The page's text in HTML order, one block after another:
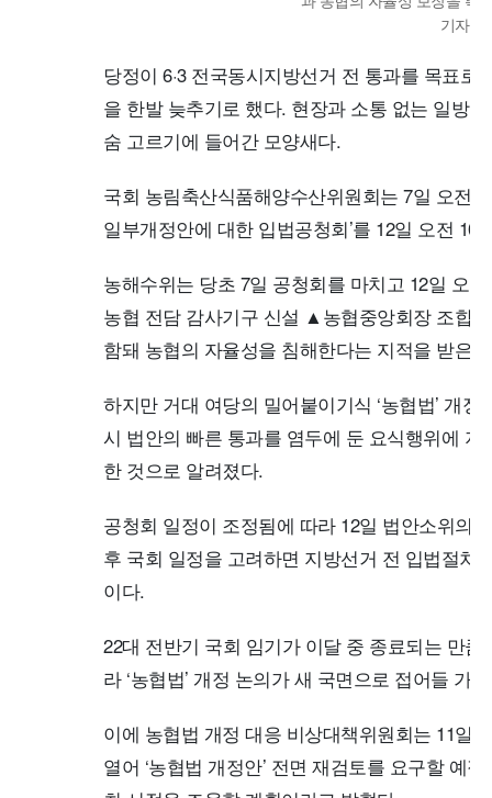
기자
당정이 6·3 전국동시지방선거 전 통과를 목표로
을 한발 늦추기로 했다. 현장과 소통 없는 일방
숨 고르기에 들어간 모양새다.
국회 농림축산식품해양수산위원회는 7일 오전
일부개정안에 대한 입법공청회’를 12일 오전 10
농해수위는 당초 7일 공청회를 마치고 12일 오
농협 전담 감사기구 신설 ▲농협중앙회장 조합
함돼 농협의 자율성을 침해한다는 지적을 받은
하지만 거대 여당의 밀어붙이기식 ‘농협법’ 개
시 법안의 빠른 통과를 염두에 둔 요식행위에
한 것으로 알려졌다.
공청회 일정이 조정됨에 따라 12일 법안소위의
후 국회 일정을 고려하면 지방선거 전 입법절차
이다.
22대 전반기 국회 임기가 이달 중 종료되는 만
라 ‘농협법’ 개정 논의가 새 국면으로 접어들 가
이에 농협법 개정 대응 비상대책위원회는 11일
열어 ‘농협법 개정안’ 전면 재검토를 요구할 예